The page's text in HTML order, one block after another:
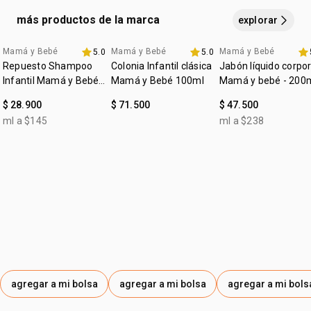
más productos de la marca explorar
4u al 40%
Mamá y Bebé 5.0
Repuesto Shampoo
Infantil Mamá y Bebé
$ 28.900
ml a $145
agregar a mi bolsa
4u al 40%
Mamá y Bebé 5.0
Colonia Infantil clásica
Mamá y Bebé 100ml
$ 71.500
agregar a mi bolsa
Mamá y Bebé
Jabón líquido
Mamá y bebé -
$ 47.500
ml a $238
agregar a mi